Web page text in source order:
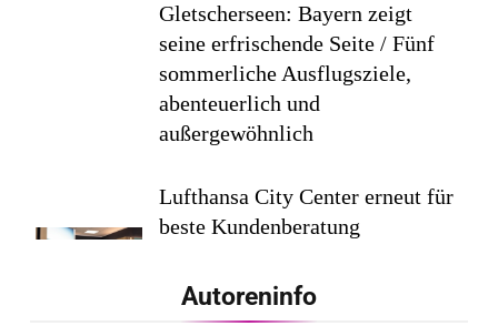
Gletscherseen: Bayern zeigt
seine erfrischende Seite / Fünf
sommerliche Ausflugsziele,
abenteuerlich und
außergewöhnlich
Lufthansa City Center erneut für
beste Kundenberatung
Studie sieht LCC zum siebten
Mal in Folge vorn
Autoreninfo